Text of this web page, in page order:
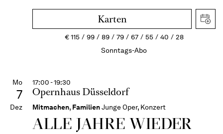
Karten
€115 99 89 79 67 55 40
28
Sonntags-Abo
Mo
7
Dez
17:00 - 19:30
Opernhaus Düsseldorf
Mitmachen, FamilienJunge Oper, Konzert
ALLE JAHRE WIEDER